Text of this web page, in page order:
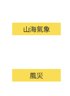
山海氣象
風災